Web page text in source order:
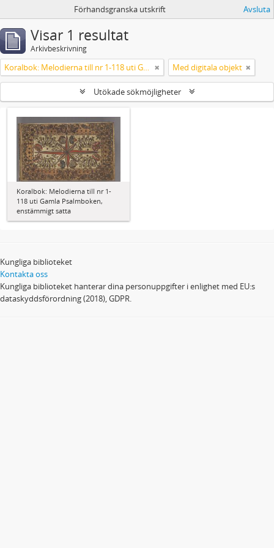
Förhandsgranska utskrift Avsluta
Visar 1 resultat
Arkivbeskrivning
Koralbok: Melodierna till nr 1-118 uti Gamla Psalmboken, enstämmigt satta Med digitala objekt
Utökade sökmöjligheter
Koralbok: Melodierna till nr 1-
118 uti Gamla Psalmboken,
enstämmigt satta
Kungliga biblioteket
Kontakta oss
Kungliga biblioteket hanterar dina personuppgifter i enlighet med EU:s
dataskyddsförordning (2018), GDPR.